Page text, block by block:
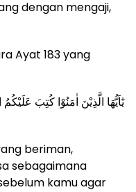
dengan mengaji,
Ayat 183 yang
يٰٓاَيُّهَا الَّذِيْنَ اٰمَنُوْا كُتِبَ
beriman,
sebagaimana
kamu agar